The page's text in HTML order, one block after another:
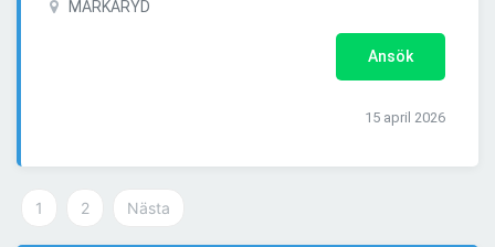
MARKARYD
Ansök
15 april 2026
1 2 Nästa